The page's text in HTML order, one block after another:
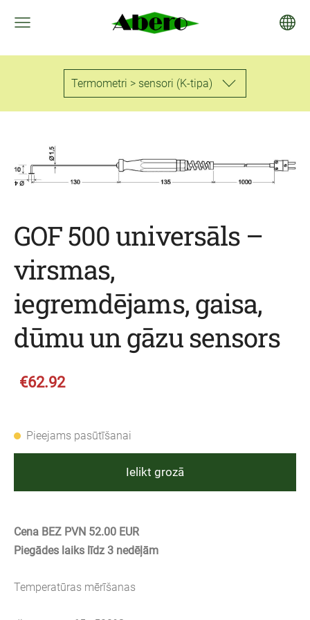
Termometri > sensori (K-tipa)
GOF 500 universāls –
virsmas,
iegremdējams, gaisa,
dūmu un gāzu sensors
€62.92
Pieejams pasūtīšanai
Ielikt grozā
Cena BEZ PVN 52.00 EUR
Piegādes laiks līdz 3 nedēļām
Temperatūras mērīšanas